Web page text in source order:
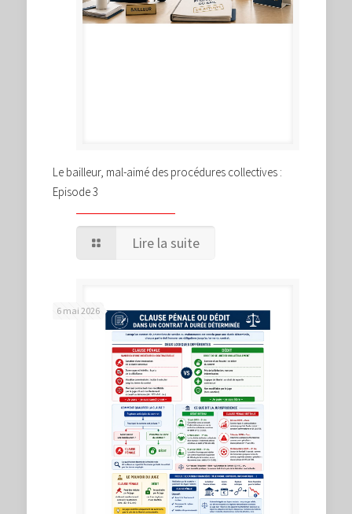
Le bailleur, mal-aimé des procédures collectives :
Episode 3
Lire la suite
6 mai 2026